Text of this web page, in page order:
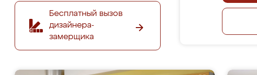
Бесплатный вызов
дизайнера-
замерщика